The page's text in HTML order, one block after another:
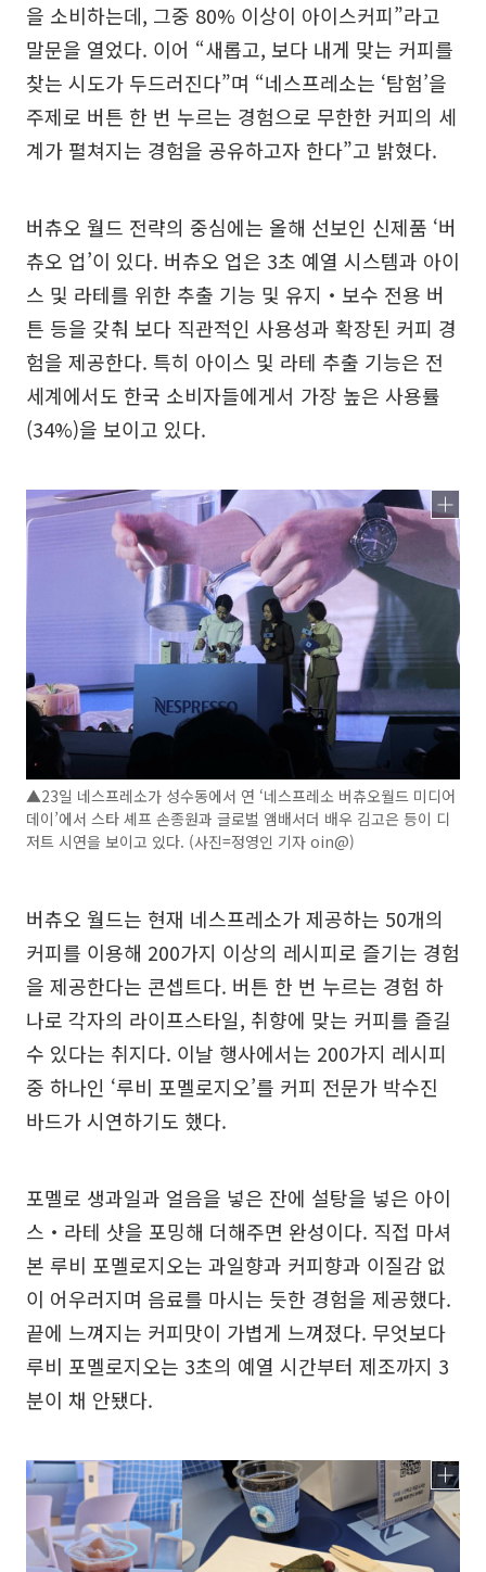
을 소비하는데, 그중 80% 이상이 아이스커피”라고
말문을 열었다. 이어 “새롭고, 보다 내게 맞는 커피를
찾는 시도가 두드러진다”며 “네스프레소는 ‘탐험’을
주제로 버튼 한 번 누르는 경험으로 무한한 커피의 세
계가 펼쳐지는 경험을 공유하고자 한다”고 밝혔다.
버츄오 월드 전략의 중심에는 올해 선보인 신제품 ‘버
츄오 업’이 있다. 버츄오 업은 3초 예열 시스템과 아이
스 및 라테를 위한 추출 기능 및 유지‧보수 전용 버
튼 등을 갖춰 보다 직관적인 사용성과 확장된 커피 경
험을 제공한다. 특히 아이스 및 라테 추출 기능은 전
세계에서도 한국 소비자들에게서 가장 높은 사용률
(34%)을 보이고 있다.
▲23일 네스프레소가 성수동에서 연 ‘네스프레소 버츄오월드 미디어
데이’에서 스타 셰프 손종원과 글로벌 앰배서더 배우 김고은 등이 디
저트 시연을 보이고 있다. (사진=정영인 기자 oin@)
버츄오 월드는 현재 네스프레소가 제공하는 50개의
커피를 이용해 200가지 이상의 레시피로 즐기는 경험
을 제공한다는 콘셉트다. 버튼 한 번 누르는 경험 하
나로 각자의 라이프스타일, 취향에 맞는 커피를 즐길
수 있다는 취지다. 이날 행사에서는 200가지 레시피
중 하나인 ‘루비 포멜로지오’를 커피 전문가 박수진
바드가 시연하기도 했다.
포멜로 생과일과 얼음을 넣은 잔에 설탕을 넣은 아이
스‧라테 샷을 포밍해 더해주면 완성이다. 직접 마셔
본 루비 포멜로지오는 과일향과 커피향과 이질감 없
이 어우러지며 음료를 마시는 듯한 경험을 제공했다.
끝에 느껴지는 커피맛이 가볍게 느껴졌다. 무엇보다
루비 포멜로지오는 3초의 예열 시간부터 제조까지 3
분이 채 안됐다.